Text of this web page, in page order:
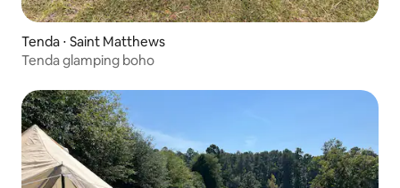
Tenda ⋅ Saint Matthews
Tenda glamping boho